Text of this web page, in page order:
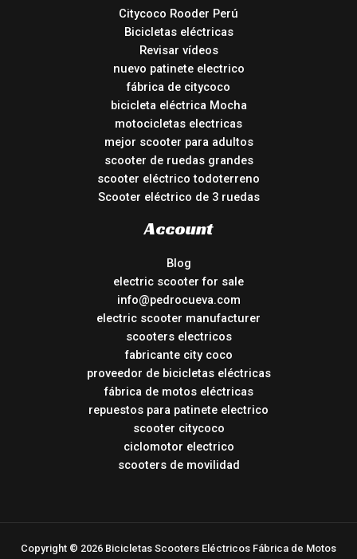
Citycoco Rooder Perú
Bicicletas eléctricas
Revisar vídeos
nuevo patinete electrico
fábrica de citycoco
bicicleta eléctrica Mocha
motocicletas electricas
mejor scooter para adultos
scooter de ruedas grandes
scooter eléctrico todoterreno
Scooter eléctrico de 3 ruedas
Account
Blog
electric scooter for sale
info@pedrocueva.com
electric scooter manufacturer
scooters electricos
fabricante city coco
proveedor de bicicletas eléctricas
fábrica de motos eléctricas
repuestos para patinete electrico
scooter citycoco
ciclomotor electrico
scooters de movilidad
Copyright © 2026 Bicicletas Scooters Eléctricos Fábrica de Motos